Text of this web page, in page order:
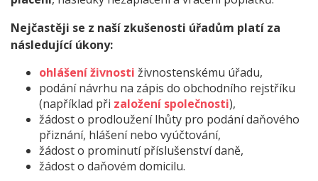
Nejčastěji se z naší zkušenosti úřadům platí za
následující úkony:
ohlášení živnosti živnostenskému úřadu,
podání návrhu na zápis do obchodního rejstříku
(například při založení společnosti),
žádost o prodloužení lhůty pro podání daňového
přiznání, hlášení nebo vyúčtování,
žádost o prominutí příslušenství daně,
žádost o daňovém domicilu.